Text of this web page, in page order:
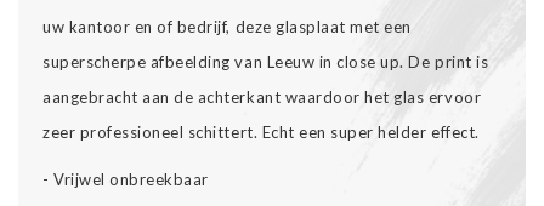
uw kantoor en of bedrijf, deze glasplaat met een
superscherpe afbeelding van Leeuw in close up. De print is
aangebracht aan de achterkant waardoor het glas ervoor
zeer professioneel schittert. Echt een super helder effect.
- Vrijwel onbreekbaar